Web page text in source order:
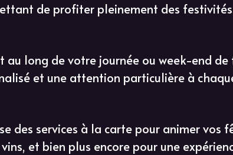
de profiter pleinement des
long de votre journée ou week-end
et une attention particulière à
des services à la carte pour animer vos
et bien plus encore pour une